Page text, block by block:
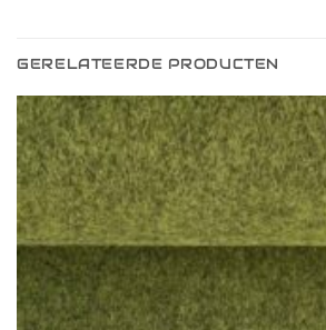
GERELATEERDE PRODUCTEN